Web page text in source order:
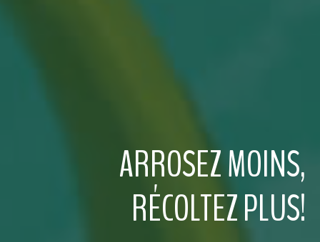
ARROSEZ MOINS,
RÉCOLTEZ PLUS!